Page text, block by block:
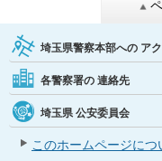
埼玉県警察本部への ア
各警察署の 連絡先
埼玉県 公安委員会
このホームページにつ